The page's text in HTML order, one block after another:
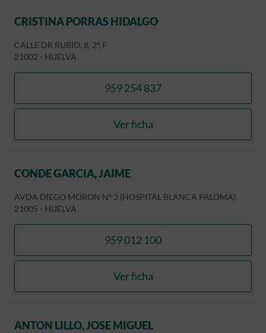
CRISTINA PORRAS HIDALGO
CALLE DR RUBIO, 8, 2º, F
21002 - HUELVA
959 254 837
llamar CRISTINA PORRAS
Ver ficha
CRISTINA PORRAS
CONDE GARCIA, JAIME
AVDA DIEGO MORON Nº 3 (HOSPITAL BLANCA PALOMA)
21005 - HUELVA
959 012 100
llamar CONDE GARCIA,
Ver ficha
CONDE GARCIA, JAIME
ANTON LILLO, JOSE MIGUEL